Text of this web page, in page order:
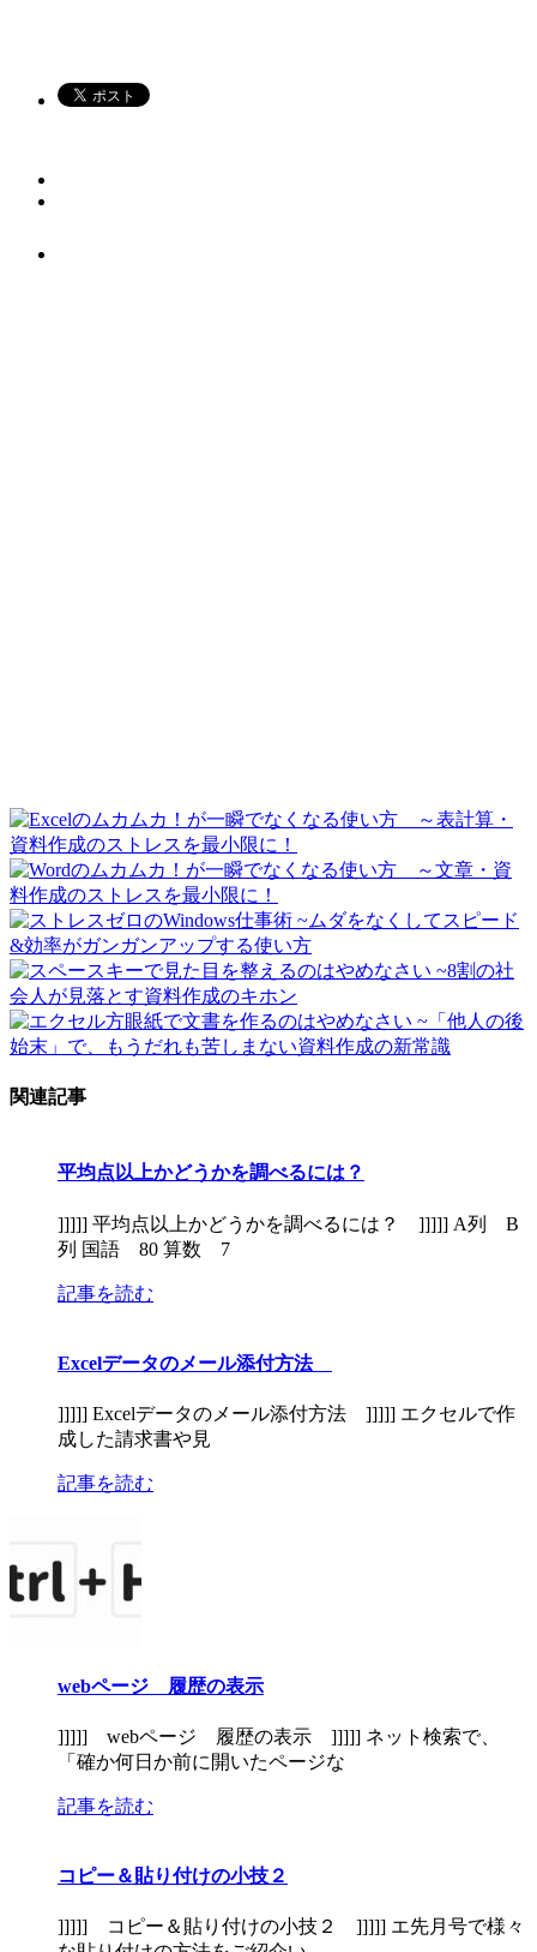
関連記事
平均点以上かどうかを調べるには？
]]]]] 平均点以上かどうかを調べるには？ ]]]]] A列 B
列 国語 80 算数 7
記事を読む
Excelデータのメール添付方法
]]]]] Excelデータのメール添付方法 ]]]]] エクセルで作
成した請求書や見
記事を読む
webページ 履歴の表示
]]]]] webページ 履歴の表示 ]]]]] ネット検索で、
「確か何日か前に開いたページな
記事を読む
コピー＆貼り付けの小技２
]]]]] コピー＆貼り付けの小技２ ]]]]] エ先月号で様々